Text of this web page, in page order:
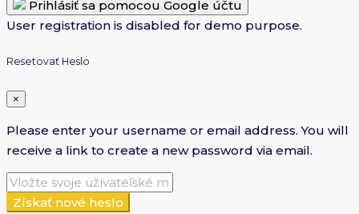
Prihlásiť sa pomocou Google účtu
User registration is disabled for demo purpose.
Resetovať Heslo
×
Please enter your username or email address. You will
receive a link to create a new password via email.
Získať nové heslo